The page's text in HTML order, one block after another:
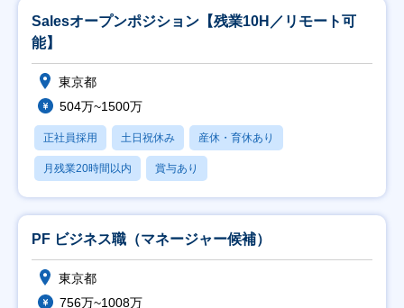
Salesオープンポジション【残業10H／リモート可
能】
東京都
504万~1500万
正社員採用 土日祝休み 産休・育休あり
月残業20時間以内 賞与あり
PF ビジネス職（マネージャー候補）
東京都
756万~1008万